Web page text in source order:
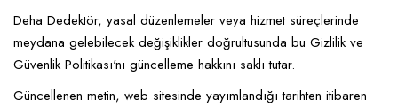
Deha Dedektör, yasal düzenlemeler veya hizmet süreçlerinde
meydana gelebilecek değişiklikler doğrultusunda bu Gizlilik ve
Güvenlik Politikası'nı güncelleme hakkını saklı tutar.
Güncellenen metin, web sitesinde yayımlandığı tarihten itibaren